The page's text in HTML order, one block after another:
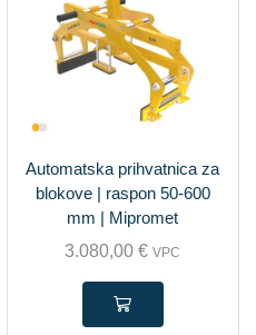
Automatska prihvatnica za
blokove | raspon 50-600
mm | Mipromet
3.080,00€ VPC